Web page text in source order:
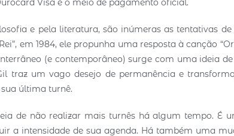
Visa é o meio de pagamento oficial.
e pela literatura, são inúmeras as tentativas
em 1984, ele propunha uma resposta à canção
(e contemporâneo) surge com uma ideia
traz um vago desejo de permanência e
última turnê.
de não realizar mais turnês há algum tempo. É
a intensidade de sua agenda. Há também uma